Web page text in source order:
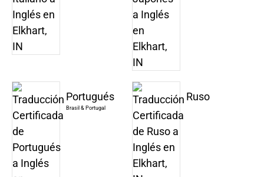
Portugués
Brasil & Portugal
Ruso